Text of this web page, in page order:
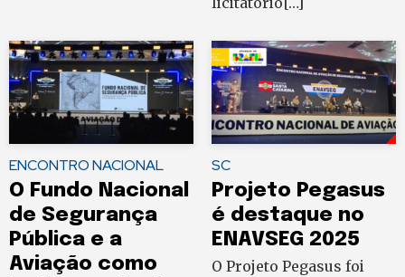
ENCONTRO NACIONAL
O Fundo Nacional
de Segurança
Pública e a
Aviação como
SC
Projeto Pegasus
é destaque no
ENAVSEG 2025
O Projeto Pegasus foi